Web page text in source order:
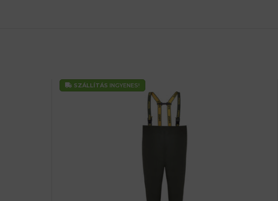
SZÁLLÍTÁS INGYENES!